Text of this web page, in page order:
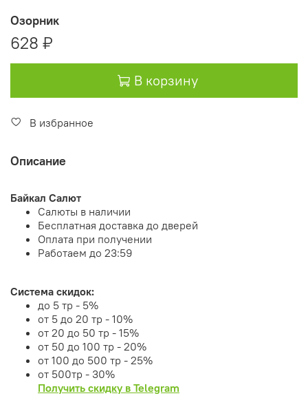
Озорник
628 ₽
В корзину
В избранное
Описание
Байкал Салют
Салюты в наличии
Бесплатная доставка до дверей
Оплата при получении
Работаем до 23:59
Система скидок:
до 5 тр - 5%
от 5 до 20 тр - 10%
от 20 до 50 тр - 15%
от 50 до 100 тр - 20%
от 100 до 500 тр - 25%
от 500тр - 30%
Получить скидку в Telegram